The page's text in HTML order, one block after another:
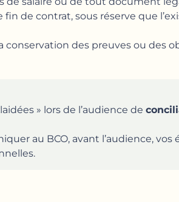
de contrat, sous réserve que
des preuves ou des
» lors de l’audience de
au BCO, avant l’audience, vos